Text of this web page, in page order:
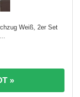
Weiß, 2er Set
»